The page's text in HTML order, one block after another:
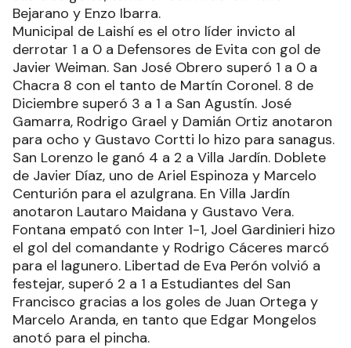
Bejarano y Enzo Ibarra.
Municipal de Laishí es el otro líder invicto al
derrotar 1 a 0 a Defensores de Evita con gol de
Javier Weiman. San José Obrero superó 1 a 0 a
Chacra 8 con el tanto de Martín Coronel. 8 de
Diciembre superó 3 a 1 a San Agustín. José
Gamarra, Rodrigo Grael y Damián Ortiz anotaron
para ocho y Gustavo Cortti lo hizo para sanagus.
San Lorenzo le ganó 4 a 2 a Villa Jardín. Doblete
de Javier Díaz, uno de Ariel Espinoza y Marcelo
Centurión para el azulgrana. En Villa Jardín
anotaron Lautaro Maidana y Gustavo Vera.
Fontana empató con Inter 1-1, Joel Gardinieri hizo
el gol del comandante y Rodrigo Cáceres marcó
para el lagunero. Libertad de Eva Perón volvió a
festejar, superó 2 a 1 a Estudiantes del San
Francisco gracias a los goles de Juan Ortega y
Marcelo Aranda, en tanto que Edgar Mongelos
anotó para el pincha.